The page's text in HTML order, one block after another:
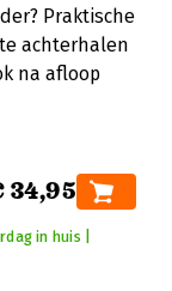
Praktische
achterhalen
na afloop
34,95
in huis |